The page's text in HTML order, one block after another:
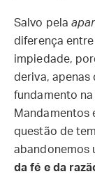
Salvo pela
diferença
impiedade,
deriva, apenas
fundamento na
Mandamentos
questão de
abandonemos
da fé e da